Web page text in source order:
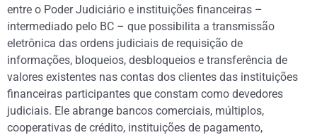
entre o Poder Judiciário e instituições financeiras –
intermediado pelo BC – que possibilita a transmissão
eletrônica das ordens judiciais de requisição de
informações, bloqueios, desbloqueios e transferência de
valores existentes nas contas dos clientes das instituições
financeiras participantes que constam como devedores
judiciais. Ele abrange bancos comerciais, múltiplos,
cooperativas de crédito, instituições de pagamento,